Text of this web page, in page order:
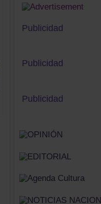
Publicidad
Publicidad
Publicidad